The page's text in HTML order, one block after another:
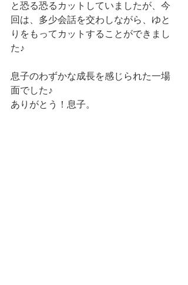
と恐る恐るカットしていましたが、今
回は、多少会話を交わしながら、ゆと
りをもってカットすることができまし
た♪
息子のわずかな成長を感じられた一場
面でした♪
ありがとう！息子。